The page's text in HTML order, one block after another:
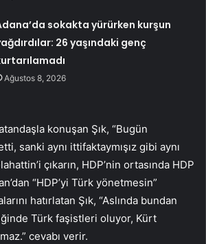
sokakta yürürken kurşun
26 yaşındaki genç
Ağustos 8, 2026
konuşan Şık, “Bugün
sanki aynı ittifaktaymışız gibi aynı
çıkarın, HDP’nin ortasında HDP
“HDP’yi Türk yönetmesin”
hatırlatan Şık, “Aslında bundan
Türk faşistleri oluyor, Kürt
cevabı verir.